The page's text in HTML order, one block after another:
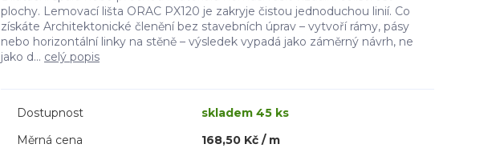
plochy. Lemovací lišta ORAC PX120 je zakryje čistou jednoduchou linií. Co
získáte Architektonické členění bez stavebních úprav – vytvoří rámy, pásy
nebo horizontální linky na stěně – výsledek vypadá jako záměrný návrh, ne
jako d... celý popis
Dostupnost
skladem 45 ks
Měrná cena
168,50 Kč / m